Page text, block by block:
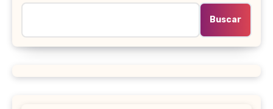
Buscar